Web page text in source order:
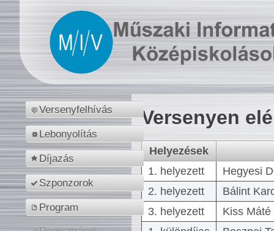
Versenyfelhívás
Lebonyolítás
Díjazás
Szponzorok
Program
Versenyen
Helyezések
1. helyezett
Hegyesi
2. helyezett
Bálint
3. helyezett
Kiss